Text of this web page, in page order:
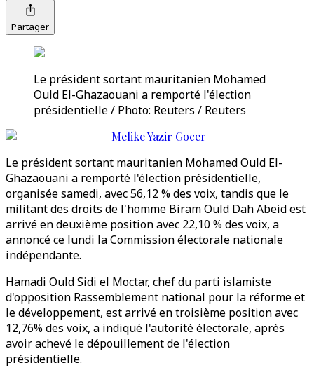
Partager
Le président sortant mauritanien Mohamed
Ould El-Ghazaouani a remporté l'élection
présidentielle / Photo: Reuters / Reuters
Melike Yazir Gocer
Le président sortant mauritanien Mohamed Ould El-
Ghazaouani a remporté l'élection présidentielle,
organisée samedi, avec 56,12 % des voix, tandis que le
militant des droits de l'homme Biram Ould Dah Abeid est
arrivé en deuxième position avec 22,10 % des voix, a
annoncé ce lundi la Commission électorale nationale
indépendante.
Hamadi Ould Sidi el Moctar, chef du parti islamiste
d'opposition Rassemblement national pour la réforme et
le développement, est arrivé en troisième position avec
12,76% des voix, a indiqué l'autorité électorale, après
avoir achevé le dépouillement de l'élection
présidentielle.